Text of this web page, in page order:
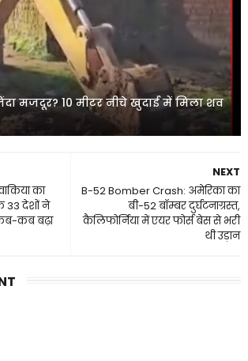
मजदूर? 10 मीटर नीचे खुदाई में मिला शव
NEXT
B-52 Bomber Crash: अमेरिका का
बी-52 बॉम्बर दुर्घटनाग्रस्त,
कैलिफोर्निया में एयर फोर्स बेस से भरी
थी उड़ान
का
33 देशों ने
कब बढ़ा